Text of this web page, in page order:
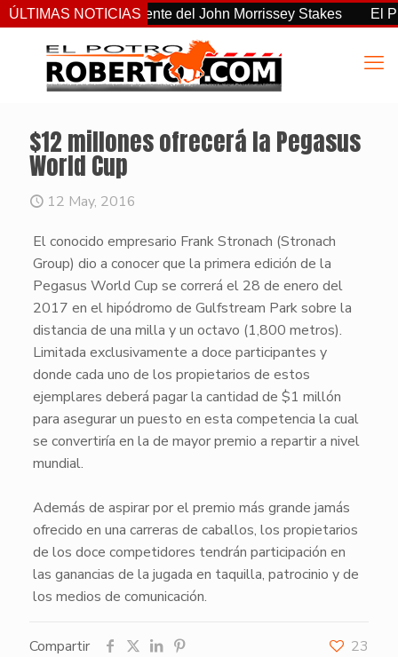
ÚLTIMAS NOTICIAS
el más consistente del John Morrissey Stakes El
$12 millones ofrecerá la Pegasus
World Cup
12 May, 2016
El conocido empresario Frank Stronach (Stronach
Group) dio a conocer que la primera edición de la
Pegasus World Cup se correrá el 28 de enero del
2017 en el hipódromo de Gulfstream Park sobre la
distancia de una milla y un octavo (1,800 metros).
Limitada exclusivamente a doce participantes y
donde cada uno de los propietarios de estos
ejemplares deberá pagar la cantidad de $1 millón
para asegurar un puesto en esta competencia la cual
se convertiría en la de mayor premio a repartir a nivel
mundial.
Además de aspirar por el premio más grande jamás
ofrecido en una carreras de caballos, los propietarios
de los doce competidores tendrán participación en
las ganancias de la jugada en taquilla, patrocinio y de
los medios de comunicación.
Compartir 23